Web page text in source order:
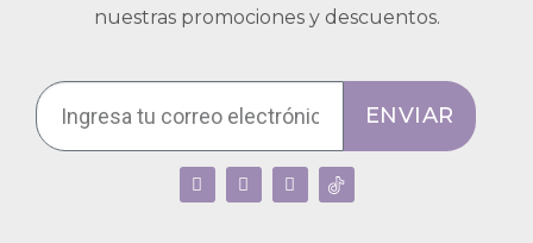
nuestras promociones y descuentos.
ENVIAR